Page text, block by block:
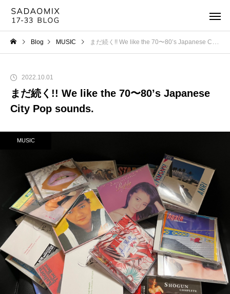
Blog MUSIC まだ続く!! We like the 70〜80’s Japanese City Pop sounds.
2022.10.01
まだ続く!! We like the 70〜80’s Japanese
City Pop sounds.
MUSIC